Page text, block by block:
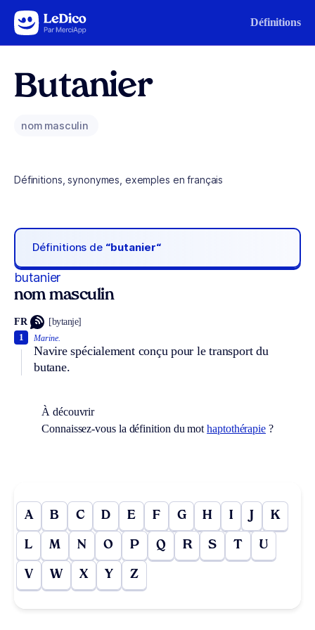
Aller au contenu Définitions
Butanier
nom masculin
Définitions, synonymes, exemples en français
Définitions de “butanier“
butanier
nom masculin
FR [bytanje]
Marine.
Navire spécialement conçu pour le transport du
butane.
1
À découvrir
Connaissez-vous la définition du mothaptothérapie ?
A B C D E F G H I J K
L M N O P Q R S T U
V W X Y Z